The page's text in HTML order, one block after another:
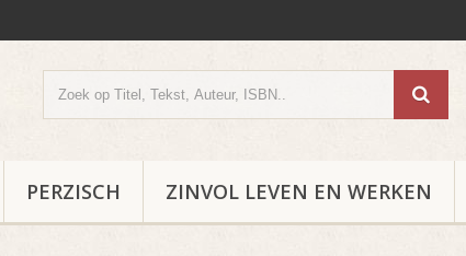
PERZISCH ZINVOL LEVEN EN WERKEN